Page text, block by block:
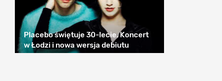
Placebo świętuje 30-lecie. Koncert
w Łodzi i nowa wersja debiutu